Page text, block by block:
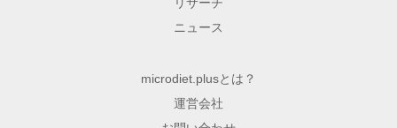
ニュース
microdiet.plusとは？
運営会社